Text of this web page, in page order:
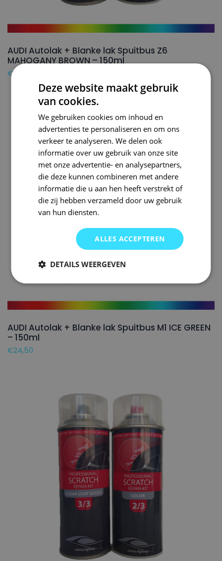
AUDI Autolak + Blanke lak Spuitbus Z6
MAHOGANY BROWN – 150ml
€24,50
AUDI Autolak + Blanke lak Spuitbus M1 ICE GREEN
– 150ml
€24,50
Deze website maakt gebruik
van cookies.
We gebruiken cookies om inhoud en
advertenties te personaliseren en om ons
verkeer te analyseren. We delen ook
informatie over uw gebruik van onze site
met onze advertentie- en analysepartners,
die deze kunnen combineren met andere
informatie die u aan hen heeft verstrekt of
die zij hebben verzameld door uw gebruik
van hun diensten.
ALLES ACCEPTEREN
DETAILS WEERGEVEN